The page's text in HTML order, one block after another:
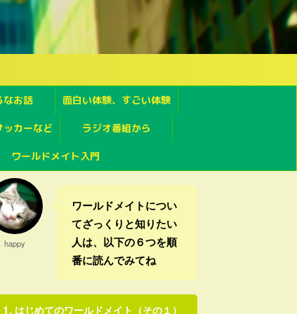
なお話 面白い体験、すごい体験
ッカーなど ラジオ番組から
ワールドメイト入門
happy
ワールドメイトについ
てざっくりと知りたい
人は、以下の６つを順
番に読んでみてね
はじめてのワールドメイト（その１）